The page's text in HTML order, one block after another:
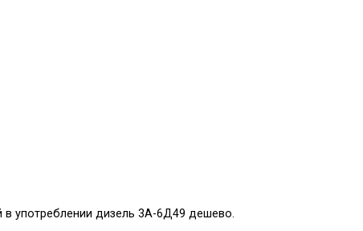
употреблении дизель 3А-6Д49 дешево.